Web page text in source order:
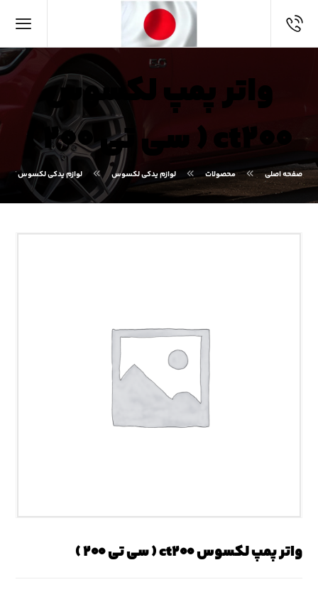
واتر پمپ لکسوس
ct۲۰۰ ( سی تی ۲۰۰ )
صفحه اصلی محصولات لوازم یدکی لکسوس لوازم یدکی لکسوس CT
واتر پمپ لکسوس ct۲۰۰ ( سی تی ۲۰۰ )